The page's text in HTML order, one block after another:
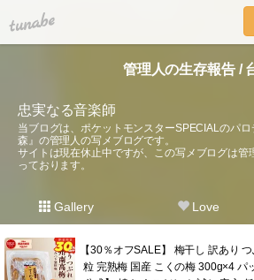
tuna.be
管理人の生存報告 /
忠実なる音楽師
当ブログは、ポケットモンスターSPECIALのパ
森』の管理人の写メブログです。
サイトは現在休止中ですが、この写メブログは管
っております。
Gallery Love
【30％オフSALE】 梅干し 訳あり
粒 完熟梅 国産 こくの梅 300g×4 パ